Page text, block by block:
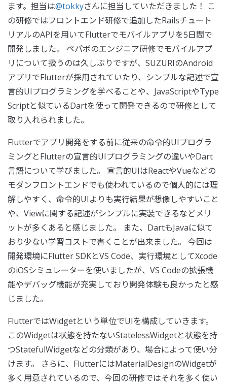
ます。担当は@tokkyさんに担当していただきました！ こ
の研修ではフロントエンド研修で追加したRailsチュート
リアルのAPIを用いてFlutterでモバイルアプリを5日間で
開発しました。 ペパボのエンジニア研修でモバイルアプ
リについて扱うのは久しぶりですが、SUZURIのAndroid
アプリでFlutterが採用されていたり、シンプルな記述で宣
言的UIプログラミングを学べることや、JavaScriptやType
Scriptと似ているDartを使って開発できるので研修として
取り入れられました。
Flutterでアプリ開発をする前に従来の命令的UIプログラ
ミングとFlutterの宣言的UIプログラミングの違いやDart
言語について学びました。 宣言的UIはReactやVueなどの
モダンフロントエンドでも使われているので個人的には理
解しやすく、命令的UIよりも実行結果が想像しやすいこと
や、Viewに関する記述がシンプルに実装できるなどメリ
ットが多くあると感じました。 また、DartもJavaに似て
おり少ない学習コストで書くことが出来ました。 今回は
開発環境にFlutter SDKとVS Code、実行環境としてXcode
のiOSシミュレーターを使いましたが、VS Codeの拡張機
能やデバッグ機能が充実しており開発体験も良かったと感
じました。
FlutterではWidgetという単位でUIを構成していきます。
このWidgetは状態を持たないStatelessWidgetと状態を持
つStatefulWidgetなどの分類があり、場合によって使い分
けます。 さらに、FlutterにはMaterialDesignのWidgetが
多く用意されているので、今回の研修ではそれを多く使い